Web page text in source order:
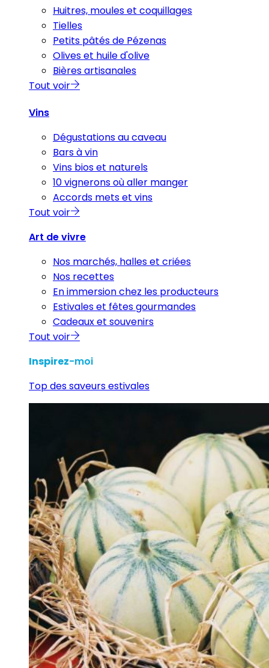
Huitres, moules et coquillages
Tielles
Petits pâtés de Pézenas
Olives et huile d'olive
Bières artisanales
Tout voir
Vins
Dégustations au caveau
Bars à vin
Vins bios et naturels
10 vignerons où aller manger
Accords mets et vins
Tout voir
Art de vivre
Nos marchés, halles et criées
Nos recettes
En immersion chez les producteurs
Estivales et fêtes gourmandes
Cadeaux et souvenirs
Tout voir
Inspirez-moi
Top des saveurs estivales